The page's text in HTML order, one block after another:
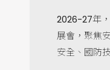
2026-27年
展會，聚焦
安全、國防